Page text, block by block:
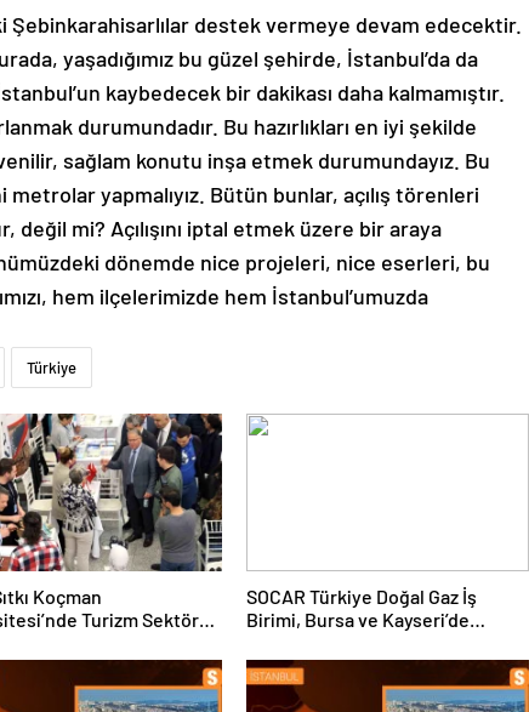
Şebinkarahisarlılar destek vermeye devam edecektir.
yaşadığımız bu güzel şehirde, İstanbul’da da
kaybedecek bir dakikası daha kalmamıştır.
durumundadır. Bu hazırlıkları en iyi şekilde
sağlam konutu inşa etmek durumundayız. Bu
yapmalıyız. Bütün bunlar, açılış törenleri
değil mi? Açılışını iptal etmek üzere bir araya
dönemde nice projeleri, nice eserleri, bu
hem ilçelerimizde hem İstanbul’umuzda
Türkiye
Koçman
Turizm Sektörü
SOCAR Türkiye Doğal Gaz İş
Birimi, Bursa ve Kayseri’de